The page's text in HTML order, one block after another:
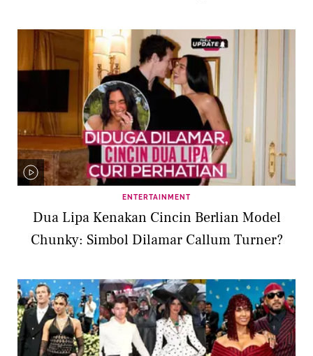
ENTERTAINMENT
Dua Lipa Kenakan Cincin Berlian Model
Chunky: Simbol Dilamar Callum Turner?